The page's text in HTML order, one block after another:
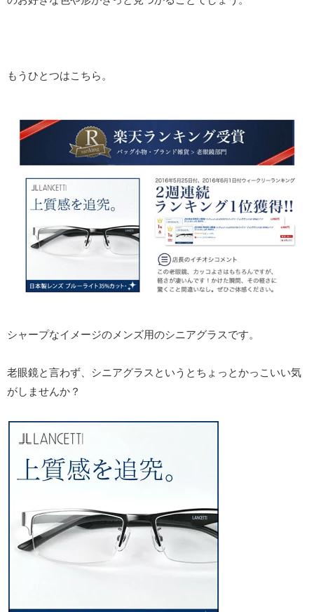
もうひとつはこちら。
シャープなイメージのメンズ用のシニアグラスです。
老眼鏡と言わず、シニアグラスというとちょっとかっこいい気
がしませんか？